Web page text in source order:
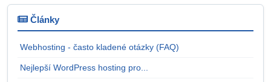
Články
Webhosting - často kladené otázky (FAQ)
Nejlepší WordPress hosting pro...